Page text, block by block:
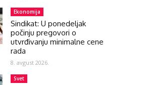
Ekonomija
Sindikat: U ponedeljak
počinju pregovori o
utvrđivanju minimalne cene
rada
8. avgust 2026.
Svet